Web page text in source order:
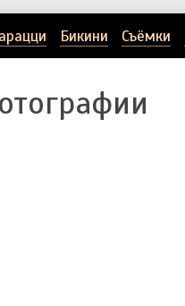
Бикини Съёмки